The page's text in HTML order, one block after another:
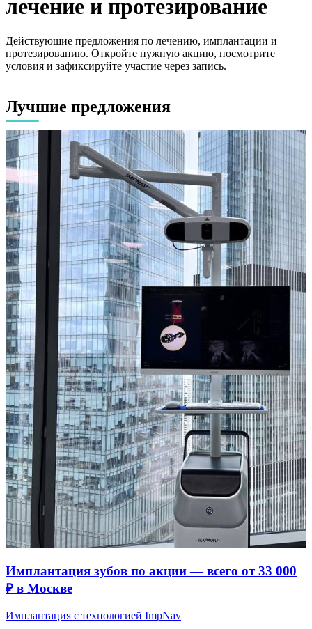
лечение и протезирование
Действующие предложения по лечению, имплантации и
протезированию. Откройте нужную акцию, посмотрите
условия и зафиксируйте участие через запись.
Лучшие предложения
Имплантация зубов по акции — всего от 33 000
₽ в Москве
Имплантация с технологией ImpNav